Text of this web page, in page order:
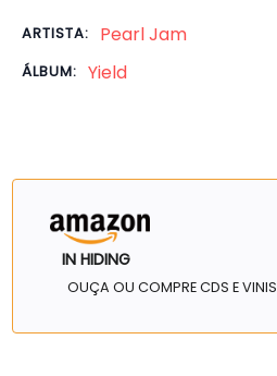
navegação
ARTISTA: Pearl Jam
ÁLBUM: Yield
IN HIDING
OUÇA OU COMPRE CDS E VINIS